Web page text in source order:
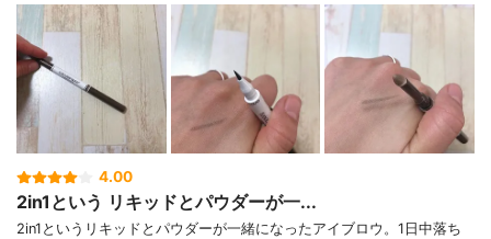
4.00
2in1という リキッドとパウダーが一...
2in1というリキッドとパウダーが一緒になったアイブロウ。1日中落ち